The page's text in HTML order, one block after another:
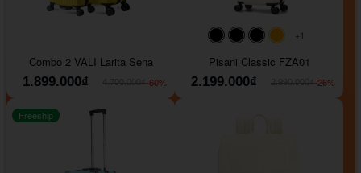
Combo 2 VALI Larita Sena
1.899.000₫
-60%
#000000#000000
#000000
#ffa500
+1
Pisani Classic FZA01
2.199.000₫
-26%
Freeship